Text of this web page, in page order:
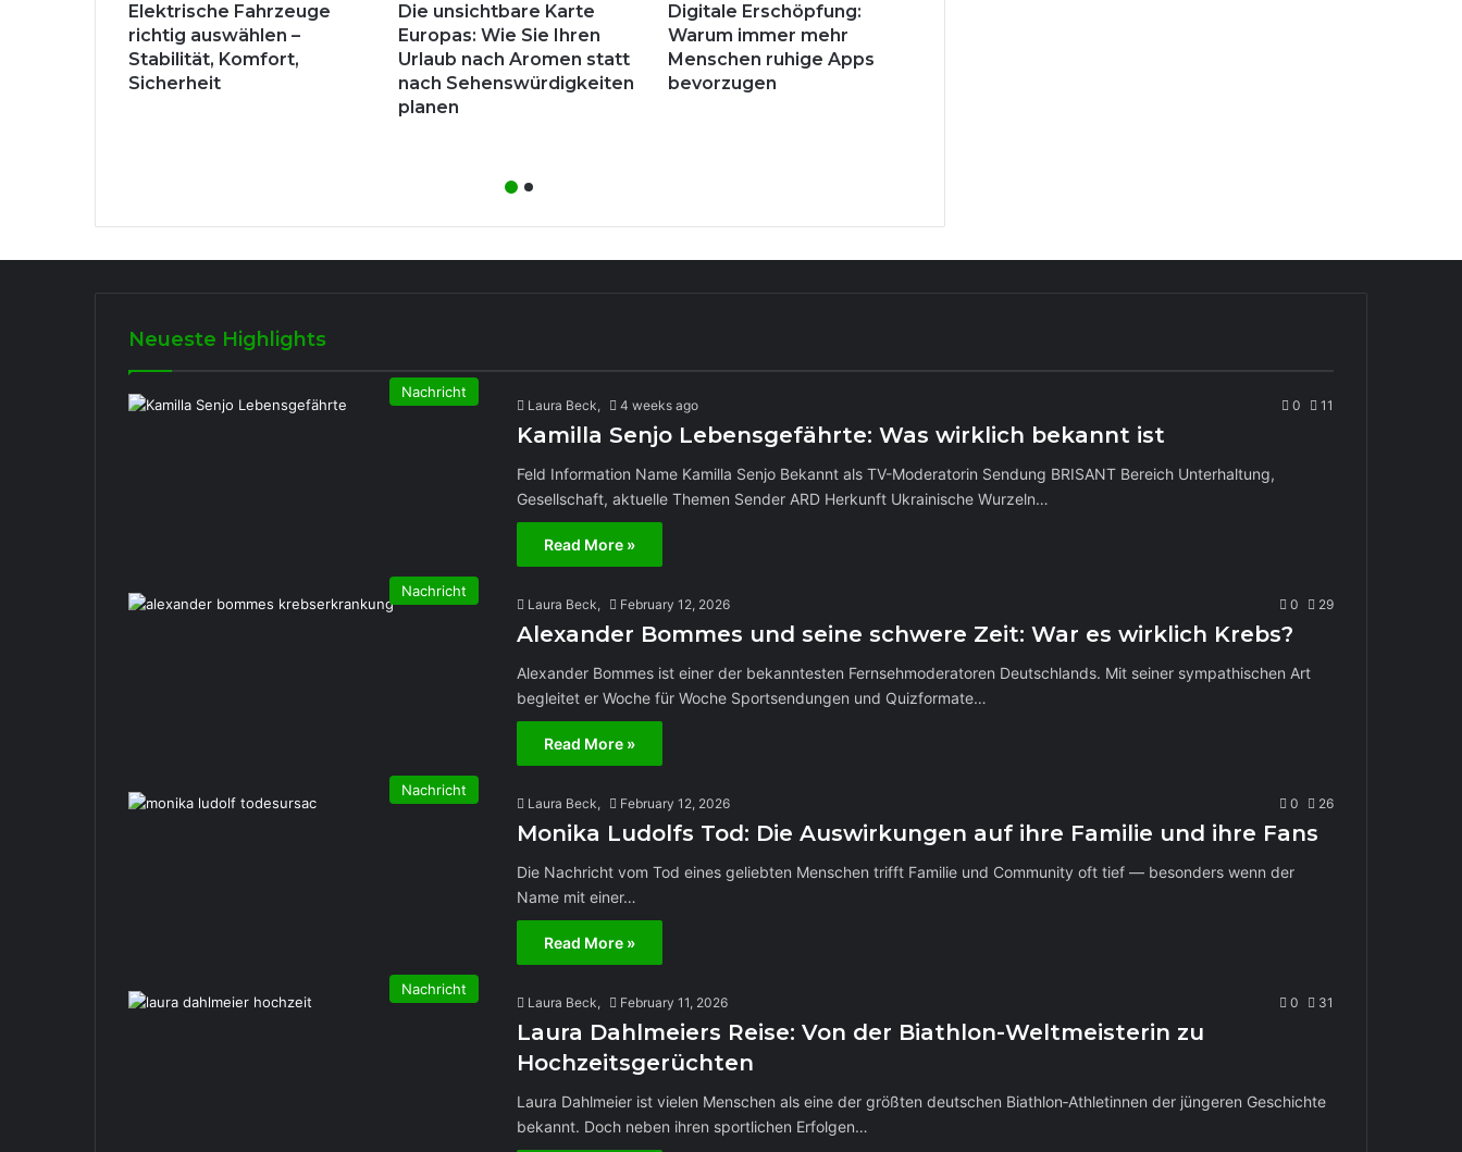
Elektrische Fahrzeuge
richtig auswählen –
Stabilität, Komfort,
Sicherheit
Die unsichtbare Karte
Europas: Wie Sie Ihren
Urlaub nach Aromen statt
nach Sehenswürdigkeiten
planen
Digitale Erschöpfung:
Warum immer mehr
Menschen ruhige Apps
bevorzugen
Neueste Highlights
Nachricht
Laura Beck, 4 weeks ago 0 11
Kamilla Senjo Lebensgefährte: Was wirklich bekannt ist
Feld Information Name Kamilla Senjo Bekannt als TV-Moderatorin Sendung BRISANT Bereich Unterhaltung,
Gesellschaft, aktuelle Themen Sender ARD Herkunft Ukrainische Wurzeln…
Read More »
Nachricht
Laura Beck, February 12, 2026 0 29
Alexander Bommes und seine schwere Zeit: War es wirklich Krebs?
Alexander Bommes ist einer der bekanntesten Fernsehmoderatoren Deutschlands. Mit seiner sympathischen Art
begleitet er Woche für Woche Sportsendungen und Quizformate…
Read More »
Nachricht
Laura Beck, February 12, 2026 0 26
Monika Ludolfs Tod: Die Auswirkungen auf ihre Familie und ihre Fans
Die Nachricht vom Tod eines geliebten Menschen trifft Familie und Community oft tief — besonders wenn der
Name mit einer…
Read More »
Nachricht
Laura Beck, February 11, 2026 0 31
Laura Dahlmeiers Reise: Von der Biathlon-Weltmeisterin zu
Hochzeitsgerüchten
Laura Dahlmeier ist vielen Menschen als eine der größten deutschen Biathlon‑Athletinnen der jüngeren Geschichte
bekannt. Doch neben ihren sportlichen Erfolgen…